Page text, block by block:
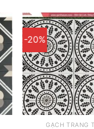
-20%
GẠCH TRANG